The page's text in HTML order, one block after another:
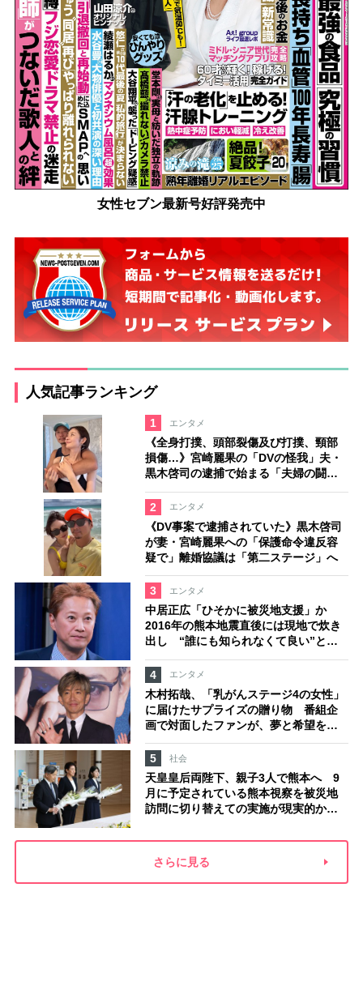
女性セブン最新号好評発売中
人気記事ランキング
1 エンタメ
《全身打撲、頭部裂傷及び打撲、頸部
損傷…》宮崎麗果の「DVの怪我」夫・
黒木啓司の逮捕で始まる「夫婦の闘
2
エンタメ
《DV事案で逮捕されていた》黒木啓司
が妻・宮崎麗果への「保護命令違反容
疑で」離婚協議は「第二ステージ」へ
3 エンタメ
中居正広「ひそかに被災地支援」か
2016年の熊本地震直後には現地で炊き
出し “誰にも知られなくて良い”と、
4
エンタメ
木村拓哉、「乳がんステージ4の女性」
に届けたサプライズの贈り物 番組企
画で対面したファンが、夢と希望を与
える心遣いに「うれしくて号泣しまし
た」
5 社会
天皇皇后両陛下、親子3人で熊本へ 9
月に予定されている熊本視察を被災地
訪問に切り替えての実施が現実的か
添い方”
さらに見る